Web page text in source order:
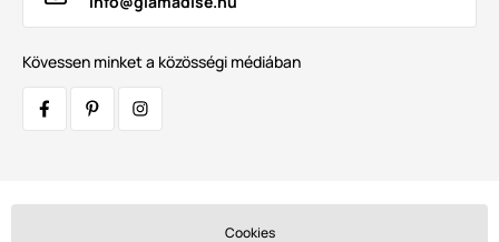
Kövessen minket a közösségi médiában
Cookies